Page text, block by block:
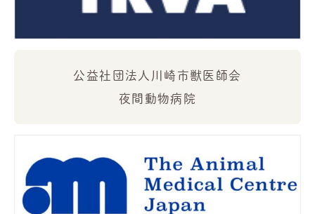
公益社団法人川崎市獣医師会
夜間動物病院